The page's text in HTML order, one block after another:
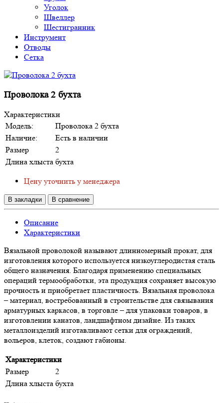
Уголок
Швеллер
Шестигранник
Инструмент
Отводы
Сетка
Проволока 2 бухта
Характеристики
Модель:
Проволока 2 бухта
Наличие:
Есть в наличии
Размер
2
Длина хлыста бухта
Цену уточнить у менеджера
В закладки В сравнение
Описание
Характеристики
Вязальной проволокой называют длинномерный прокат, для
изготовления которого используется низкоуглеродистая сталь
общего назначения. Благодаря применению специальных
операций термообработки, эта продукция сохраняет высокую
прочность и приобретает пластичность. Вязальная проволока
– материал, востребованный в строительстве для связывания
арматурных каркасов, в торговле – для упаковки товаров, в
изготовлении канатов, ландшафтном дизайне. Из таких
металлоизделий изготавливают сетки для ограждений,
вольеров, клеток, создают габионы.
Характеристики
Размер
2
Длина хлыста бухта